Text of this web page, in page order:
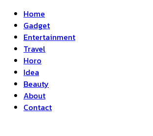
Home
Gadget
Entertainment
Travel
Horo
Idea
Beauty
About
Contact